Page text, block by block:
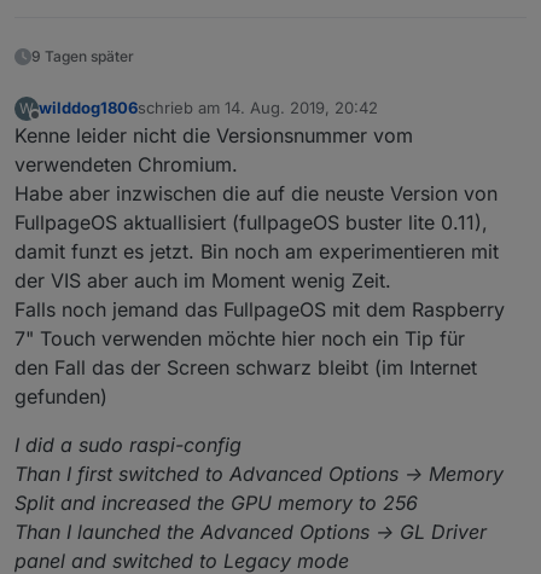
9 Tagen später
W
Offline
wilddog1806schrieb am 14. Aug. 2019, 20:42
zuletzt editiert von
Kenne leider nicht die Versionsnummer vom
verwendeten Chromium.
Habe aber inzwischen die auf die neuste Version von
FullpageOS aktuallisiert (fullpageOS buster lite 0.11),
damit funzt es jetzt. Bin noch am experimentieren mit
der VIS aber auch im Moment wenig Zeit.
Falls noch jemand das FullpageOS mit dem Raspberry
7" Touch verwenden möchte hier noch ein Tip für
den Fall das der Screen schwarz bleibt (im Internet
gefunden)
I did a sudo raspi-config
Than I first switched to Advanced Options -> Memory
Split and increased the GPU memory to 256
Than I launched the Advanced Options -> GL Driver
panel and switched to Legacy mode